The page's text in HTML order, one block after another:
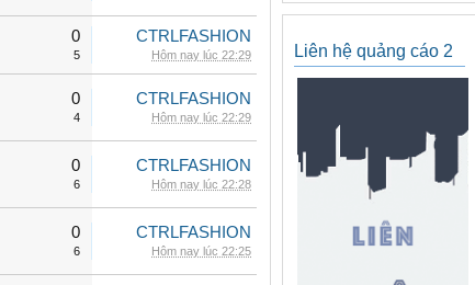
0
5
CTRLFASHION
Hôm nay lúc 22:29
0
4
CTRLFASHION
Hôm nay lúc 22:29
0
6
CTRLFASHION
Hôm nay lúc 22:28
0
6
CTRLFASHION
Hôm nay lúc 22:25
Liên hệ quảng cáo 2